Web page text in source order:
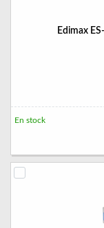
Edimax
En stock